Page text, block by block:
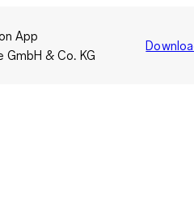
App
GmbH & Co. KG